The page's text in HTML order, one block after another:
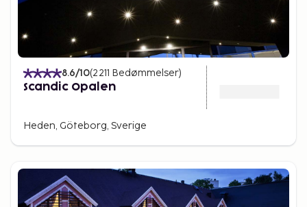
8.6/10(2211 Bedømmelser)
Scandic Opalen
Heden, Göteborg, Sverige